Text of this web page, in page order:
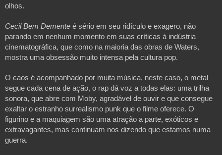
olhos.
Cecil Bem Demente é sério em seu ridículo e exagero, não
parando em nenhum momento em suas críticas à indústria
cinematográfica, que como na maioria das obras de Waters,
mostra uma obsessão muito intensa pela cultura pop.
O caos é acompanhado por muita música, neste caso, o metal
segue cada cena de ação, o rap dá voz a todas elas: uma trilha
sonora, que abre com Moby, agradável de ouvir e que consegue
exaltar o estranho surrealismo punk que o filme oferece. O
figurino e a maquiagem são uma atração a parte, exóticos e
extravagantes, mas continuam nos dizendo que estamos numa
guerra.